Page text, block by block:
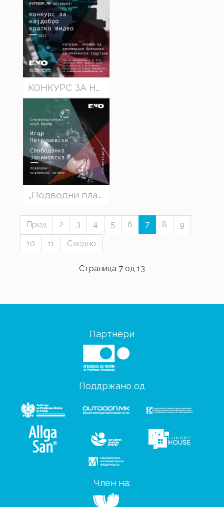
КОНКУРС ЗА НАЈДОБРО КРАТКО ВИДЕО на ЕХО 13 / 2022
„Подводни планински патеки“, - Игор Петрушевски и Слободанка Јакимовска.
Пред 2 3 4 5 6 7 8
9
10
11 Следно
Страница 7 од 13
Партнери
Поддржано од
Член на: